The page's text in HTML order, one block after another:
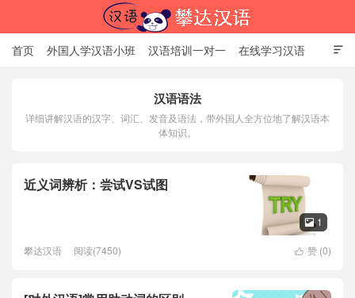
北京攀达汉语培训学校

首页 外国人学汉语小班 汉语培训一对一 在线学习汉语
关于我们 加入【攀达汉语】
汉语语法
详细讲解汉语的汉字、词汇、发音及语法，带外国人全方位地了解汉语本
体知识。
近义词辨析：尝试VS试图
 1
 赞 (0)
攀达汉语 阅读(7450)